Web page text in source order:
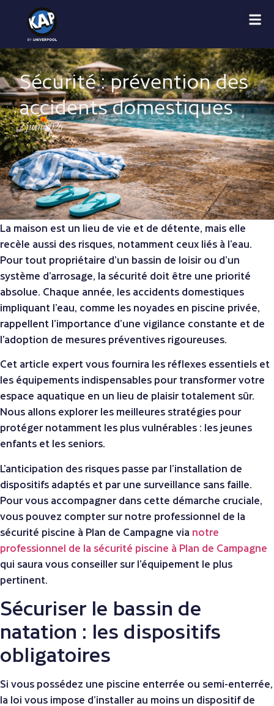
Sécurité : prévention des
accidents domestiques
2 juin 2026
La maison est un lieu de vie et de détente, mais elle
recèle aussi des risques, notamment ceux liés à l’eau.
Pour tout propriétaire d’un bassin de loisir ou d’un
système d’arrosage, la sécurité doit être une priorité
absolue. Chaque année, les accidents domestiques
impliquant l’eau, comme les noyades en piscine privée,
rappellent l’importance d’une vigilance constante et de
l’adoption de mesures préventives rigoureuses.
Cet article expert vous fournira les réflexes essentiels et
les équipements indispensables pour transformer votre
espace aquatique en un lieu de plaisir totalement sûr.
Nous allons explorer les meilleures stratégies pour
protéger notamment les plus vulnérables : les jeunes
enfants et les seniors.
L’anticipation des risques passe par l’installation de
dispositifs adaptés et par une surveillance sans faille.
Pour vous accompagner dans cette démarche cruciale,
vous pouvez compter sur notre professionnel de la
sécurité piscine à Plan de Campagne via notre
professionnel de la sécurité piscine à Plan de Campagne
qui saura vous conseiller sur l’équipement le plus
pertinent.
Sécuriser le bassin de
natation : les dispositifs
obligatoires
Si vous possédez une piscine enterrée ou semi-enterrée,
la loi vous impose d’installer au moins un dispositif de